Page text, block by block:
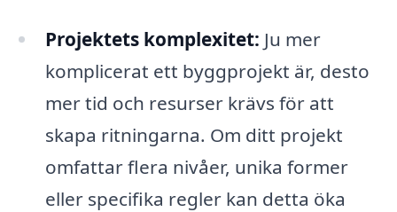
Projektets komplexitet: Ju mer
komplicerat ett byggprojekt är, desto
mer tid och resurser krävs för att
skapa ritningarna. Om ditt projekt
omfattar flera nivåer, unika former
eller specifika regler kan detta öka